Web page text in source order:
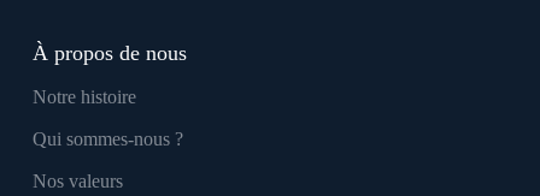
À propos de nous
Notre histoire
Qui sommes-nous ?
Nos valeurs